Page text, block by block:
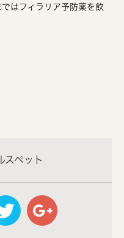
はフィラリア予防薬を飲
スペット